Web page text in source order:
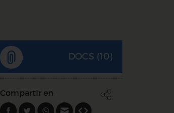
DOCS (10)
Compartir en